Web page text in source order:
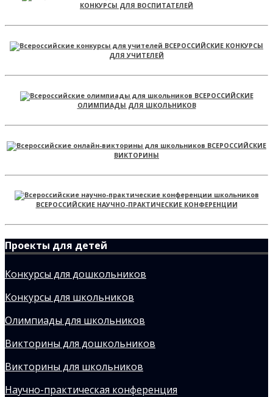
КОНКУРСЫ ДЛЯ ВОСПИТАТЕЛЕЙ
ВСЕРОССИЙСКИЕ КОНКУРСЫ
ДЛЯ УЧИТЕЛЕЙ
ВСЕРОССИЙСКИЕ
ОЛИМПИАДЫ ДЛЯ ШКОЛЬНИКОВ
ВСЕРОССИЙСКИЕ
ВИКТОРИНЫ
ВСЕРОССИЙСКИЕ НАУЧНО-ПРАКТИЧЕСКИЕ КОНФЕРЕНЦИИ
Проекты для детей
Конкурсы для дошкольников
Конкурсы для школьников
Олимпиады для школьников
Викторины для дошкольников
Викторины для школьников
Научно-практическая конференция